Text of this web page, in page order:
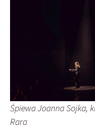
Śpiewa Joanna Sojka,
Rara